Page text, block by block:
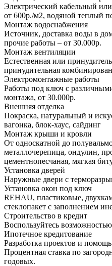
Электрический кабельный
от 600р./м2, водяной теплый
Монтаж водоснабжения
Источник, доставка воды в
прочие работы – от 30.000р.
Монтаж вентиляции
Естественная или
принудительная
Электромонтажные работы
Работы под ключ с
монтажа, от 30.000р.
Внешняя отделка
Покраска, натуральный и
вагонка, блок-хаус, сайдинг
Монтаж крыши и кровли
От односкатной до
металлочерепица, ондулин,
цементнопесчаная, мягкая
Установка дверей
Наружные двери с
Установка окон под ключ
REHAU, пластиковые,
стеклопакет с заполнением
Строительство в кредит
Воспользуйтесь
Ипотечное кредитование
Разработка проектов и
Процентная ставка по
годовых.